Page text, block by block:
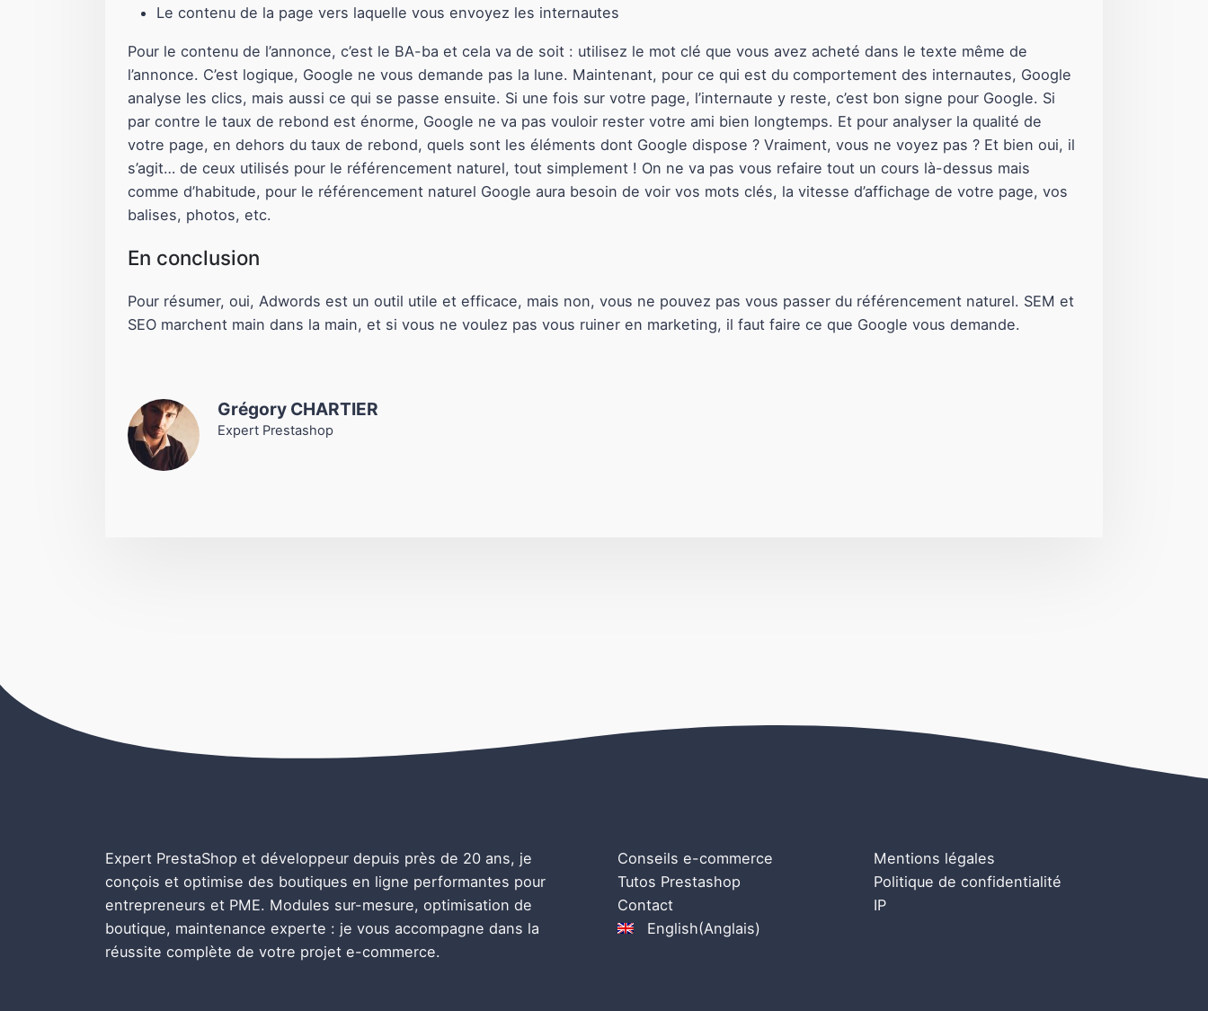
Le contenu de la page vers laquelle vous envoyez les internautes
Pour le contenu de l’annonce, c’est le BA-ba et cela va de soit : utilisez le mot clé que vous avez acheté dans le texte même de
l’annonce. C’est logique, Google ne vous demande pas la lune. Maintenant, pour ce qui est du comportement des internautes, Google
analyse les clics, mais aussi ce qui se passe ensuite. Si une fois sur votre page, l’internaute y reste, c’est bon signe pour Google. Si
par contre le taux de rebond est énorme, Google ne va pas vouloir rester votre ami bien longtemps. Et pour analyser la qualité de
votre page, en dehors du taux de rebond, quels sont les éléments dont Google dispose ? Vraiment, vous ne voyez pas ? Et bien oui, il
s’agit… de ceux utilisés pour le référencement naturel, tout simplement ! On ne va pas vous refaire tout un cours là-dessus mais
comme d’habitude, pour le référencement naturel Google aura besoin de voir vos mots clés, la vitesse d’affichage de votre page, vos
balises, photos, etc.
En conclusion
Pour résumer, oui, Adwords est un outil utile et efficace, mais non, vous ne pouvez pas vous passer du référencement naturel. SEM et
SEO marchent main dans la main, et si vous ne voulez pas vous ruiner en marketing, il faut faire ce que Google vous demande.
Grégory CHARTIER
Expert Prestashop
Expert PrestaShop et développeur depuis près de 20 ans, je
conçois et optimise des boutiques en ligne performantes pour
entrepreneurs et PME. Modules sur-mesure, optimisation de
boutique, maintenance experte : je vous accompagne dans la
réussite complète de votre projet e-commerce.
Conseils e-commerce
Tutos Prestashop
Contact
English(Anglais)
Mentions légales
Politique de confidentialité
IP